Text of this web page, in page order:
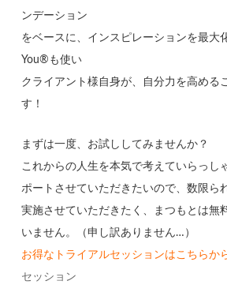
ンデーション
をベースに、インスピレーションを最大
You®も使い
クライアント様自身が、自分力を高める
す！
まずは一度、お試ししてみませんか？
これからの人生を本気で考えていらっし
ポートさせていただきたいので、数限ら
実施させていただきたく、まつもとは無
いません。（申し訳ありません…）
お得なトライアルセッションはこち
セッション